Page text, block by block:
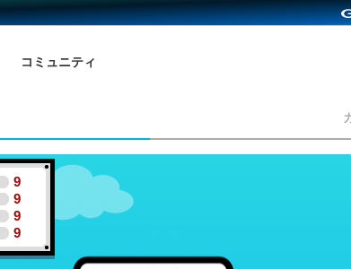
コミュニティ
9
9
9
9